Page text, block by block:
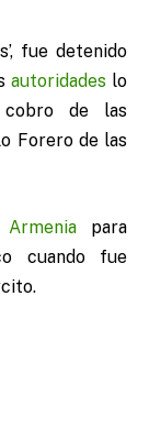
fue detenido
autoridades lo
de las
Forero de las
Armeniapara
cuando fue